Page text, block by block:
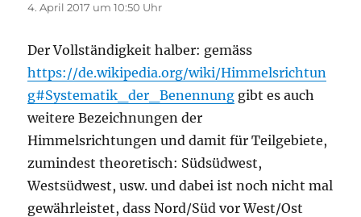
4. April 2017 um 10:50 Uhr
Der Vollständigkeit halber: gemäss
https://de.wikipedia.org/wiki/Himmelsrichtun
g#Systematik_der_Benennung gibt es auch
weitere Bezeichnungen der
Himmelsrichtungen und damit für Teilgebiete,
zumindest theoretisch: Südsüdwest,
Westsüdwest, usw. und dabei ist noch nicht mal
gewährleistet, dass Nord/Süd vor West/Ost